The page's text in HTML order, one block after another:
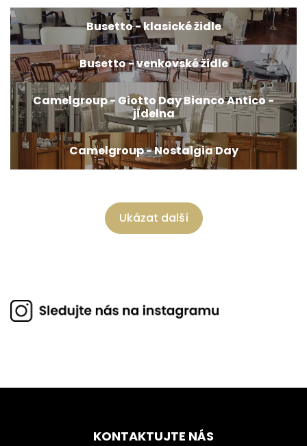
Busetto - klasické židle
Busetto - venkovské židle
Camelgroup - Giotto Day Bianco Antico -
jídelna
Camelgroup - Nostalgia Day
Ukázat další
KONTAKTUJTE NÁS